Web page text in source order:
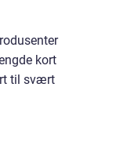
kort
til svært